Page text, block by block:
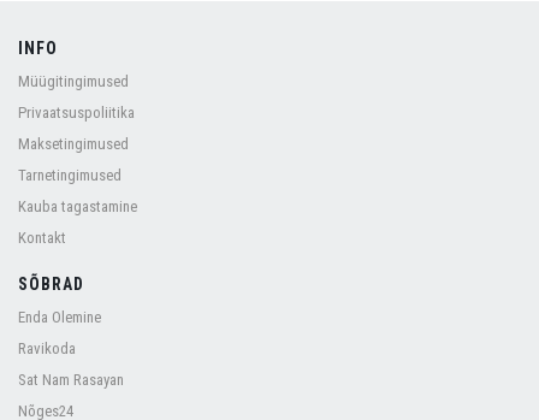
INFO
Müügitingimused
Privaatsuspoliitika
Maksetingimused
Tarnetingimused
Kauba tagastamine
Kontakt
SÕBRAD
Enda Olemine
Ravikoda
Sat Nam Rasayan
Nõges24